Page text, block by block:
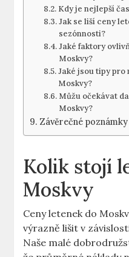
Kdy je nejlepší
Jak se liší ceny
sezónnosti?
Jaké faktory
Moskvy?
Jaké jsou tipy pro
Moskvy?
Můžu očekávat
Moskvy?
Závěrečné poznámky
Kolik stojí
Moskvy
Ceny letenek do
výrazně lišit v
Naše malé